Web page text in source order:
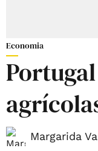
Economia
Margarida